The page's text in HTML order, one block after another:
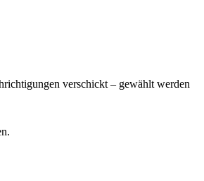
verschickt – gewählt werden